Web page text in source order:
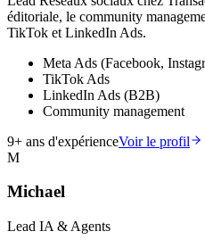
éditoriale, le community
TikTok et LinkedIn Ads.
Meta Ads (Facebook,
TikTok Ads
LinkedIn Ads (B2B)
Community management
9+ ans d'expérienceVoir le profil
M
Michael
Lead IA & Agents